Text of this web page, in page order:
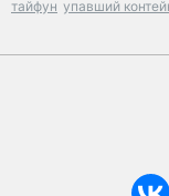
тайфун упавший